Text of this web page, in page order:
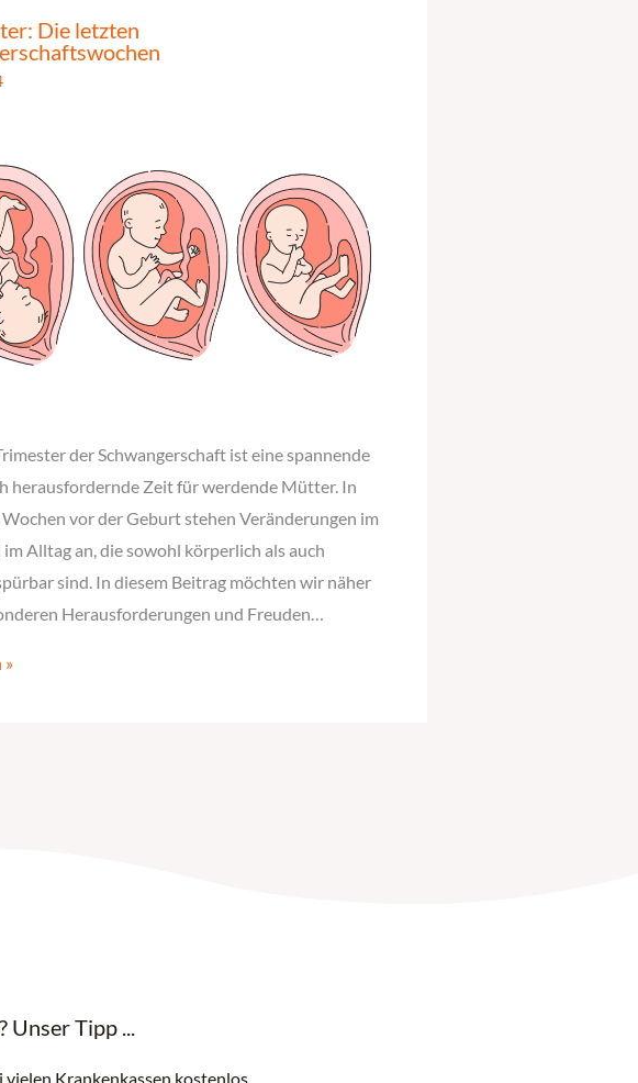
Die letzten
der Schwangerschaft ist eine spannende
herausfordernde Zeit für werdende Mütter. In
vor der Geburt stehen Veränderungen im
Alltag an, die sowohl körperlich als auch
sind. In diesem Beitrag möchten wir näher
Herausforderungen und Freuden…
»
Unser Tipp ...
vielen Krankenkassen kostenlos